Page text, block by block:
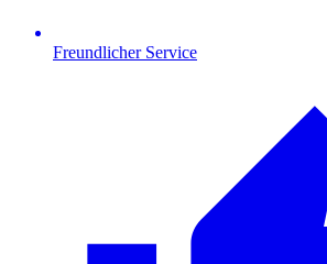
Freundlicher Service